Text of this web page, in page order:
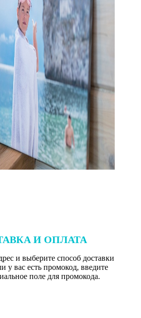
И ОПЛАТА
и выберите способ доставки
у вас есть промокод, введите
поле для промокода.